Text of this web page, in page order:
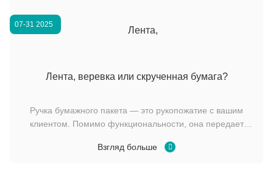
07-31 2025
Лента, веревка или скрученная бумага?
Ручка бумажного пакета — это рукопожатие с вашим
клиентом. Помимо функциональности, она передает
практичность. Выберите неправильно, и вы рискуете
Взгляд больше